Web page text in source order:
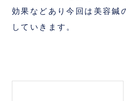
効果などあり今回は美容鍼
していきます。